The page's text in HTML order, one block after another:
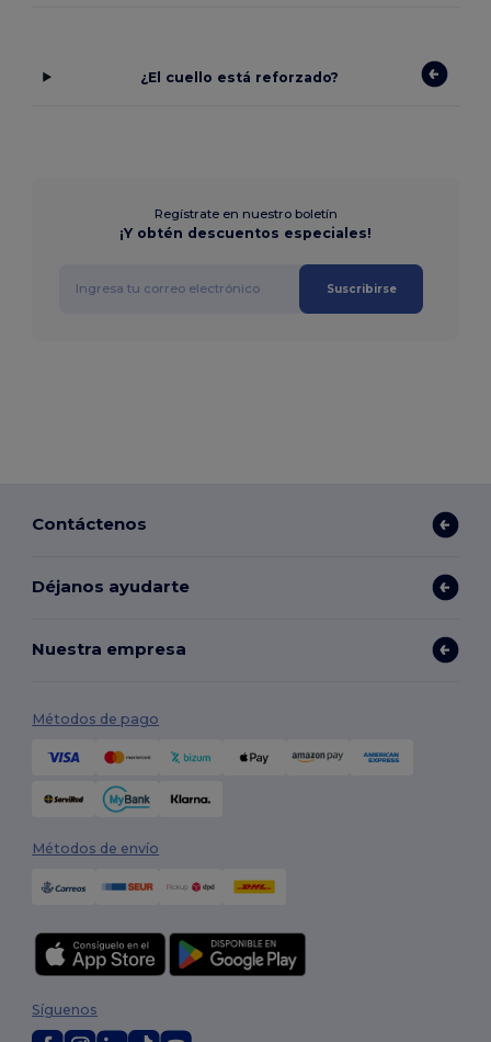
¿El cuello está reforzado?
Regístrate en nuestro boletín
¡Y obtén descuentos especiales!
Suscribirse
Contáctenos
Déjanos ayudarte
Nuestra empresa
Métodos de pago
Métodos de envío
Síguenos